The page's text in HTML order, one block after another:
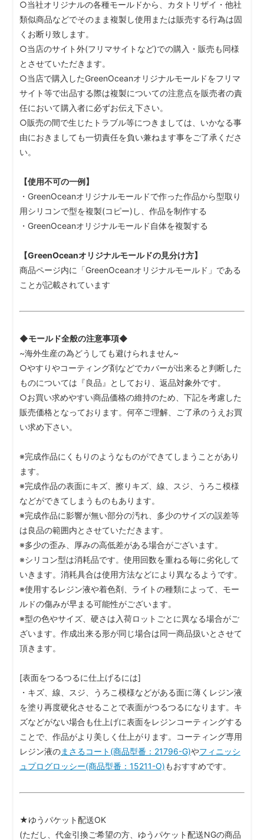
○当社オリジナルの各種モールドから、カタトリザイ・他社
類似商品などでそのまま複製し使用または販売する行為は固
くお断り致します。
○当店のサイト外(フリマサイトなど)での購入・販売も同様
とさせていただきます。
○当店で購入したGreenOceanオリジナルモールドをフリマ
サイト等で出品する際は複製についての注意点を販売者の責
任において購入者に必ずお伝え下さい。
○販売の間で生じたトラブル等につきましては、いかなる事
由におきましても一切責任を負い兼ねます事をご了承くださ
い。
【使用不可の一例】
・GreenOceanオリジナルモールドで作った作品から型取り
用シリコンで型を複製(コピー)し、作品を制作する
・GreenOceanオリジナルモールド自体を複製する
【GreenOceanオリジナルモールドの見分け方】
商品ページ内に「GreenOceanオリジナルモールド」である
ことが記載されています
◆モールド全般の注意事項◆
~海外生産の為どうしても避けられません~
○やすりやコーティング剤などでカバーが出来ると判断した
ものについては『良品』としており、返品対象外です。
○お買い求めやすい商品価格の維持のため、下記を考慮した
販売価格となっております。何卒ご理解、ご了承のうえお買
い求め下さい。
※完成作品にくもりのようなものができてしまうことがあり
ます。
※完成作品の表面にキズ、擦りキズ、線、スジ、うろこ模様
などができてしまうものもあります。
※完成作品に影響が無い部分の汚れ、多少のサイズの誤差等
は良品の範囲内とさせていただきます。
※多少の歪み、厚みの高低差がある場合がございます。
※シリコン型は消耗品です。使用回数を重ねる毎に劣化して
いきます。消耗具合は使用方法などにより異なるようです。
※使用するレジン液や着色剤、ライトの種類によって、モー
ルドの傷みが早まる可能性がございます。
※型の色やサイズ、硬さは入荷ロットごとに異なる場合がご
ざいます。作成出来る形が同じ場合は同一商品扱いとさせて
頂きます。
[表面をつるつるに仕上げるには]
・キズ、線、スジ、うろこ模様などがある面に薄くレジン液
を塗り再度硬化させることで表面がつるつるになります。キ
ズなどがない場合も仕上げに表面をレジンコーティングする
ことで、作品がより美しく仕上がります。コーティング専用
レジン液のまさるコート(商品型番：21796-G)やフィニッシ
ュプログロッシー(商品型番：15211-O)もおすすめです。
★ゆうパケット配送OK
(ただし、代金引換ご希望の方、ゆうパケット配送NGの商品